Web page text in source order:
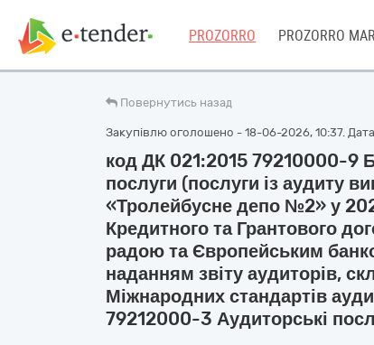
PROZORRO PROZORRO
Повернутись назад
Закупівлю оголошено - 18-06-2026, 10:37.
код ДК 021:2015 79210000-9
послуги (послуги із аудиту
«Тролейбусне депо №2» у
Кредитного та Грантового
радою та Європейським
наданням звіту аудиторів,
Міжнародних стандартів
79212000-3 Аудиторські